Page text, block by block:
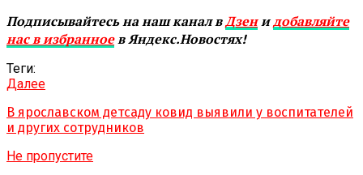
Подписывайтесь на наш канал вДзенидобавляйте
нас в избранноев Яндекс.Новостях!
Теги:
Далее
В ярославском детсаду ковид выявили у воспитателей
и других сотрудников
Не пропустите